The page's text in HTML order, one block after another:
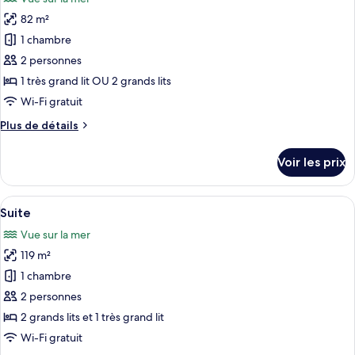
vue
mer
(Sol
Room
(2+1))
les
photos
pour
ce
type
de
chambre :
Suite
82 m²
1 chambre
2 personnes
1 très grand lit OU 2 grands lits
Wi-Fi gratuit
Plus de détails
Plus
le
type
de
Suite
Junior
Voir les prix
Afficher
toutes
les
photos
pour
ce
type
de
chambre :
Une chambre d’hôtel moderne
5
Suite
Vue sur la mer
119 m²
1 chambre
2 personnes
2 grands lits et 1 très grand lit
Wi-Fi gratuit